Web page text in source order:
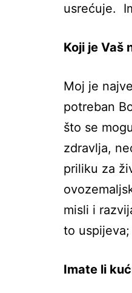
usrećuje.
Koji je Vaš
Moj je
potreban
što se
zdravlja,
priliku za
misli i
to
Imate li